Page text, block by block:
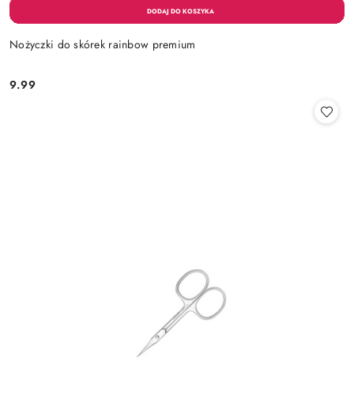
Nożyczki do skórek rainbow premium
Cena:
9.99